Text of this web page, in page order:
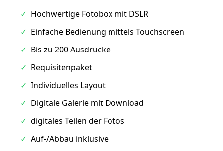
✓ Hochwertige Fotobox mit DSLR
✓ Einfache Bedienung mittels Touchscreen
✓ Bis zu 200 Ausdrucke
✓ Requisitenpaket
✓ Individuelles Layout
✓ Digitale Galerie mit Download
✓ digitales Teilen der Fotos
✓ Auf-/Abbau inklusive